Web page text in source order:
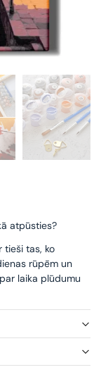
atpūsties?
tieši tas, ko
rūpēm un
laika plūdumu